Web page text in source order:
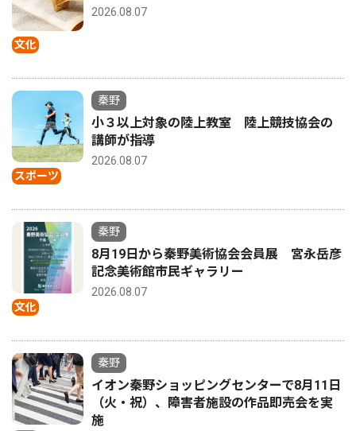
文化
2026.08.07
スポーツ
秦野
小３以上対象の陸上教室 陸上競技協会の
講師が指導
2026.08.07
文化
秦野
8月19日から秦野美術協会会員展 宮永岳彦
記念美術館市民ギャラリー
2026.08.07
秦野
イオン秦野ショッピングセンターで8月11日
（火・祝）、障害者施設の作品即売会を実
施